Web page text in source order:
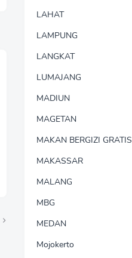
LAHAT
LAMPUNG
LANGKAT
LUMAJANG
MADIUN
MAGETAN
MAKAN BERGIZI GRATIS
MAKASSAR
MALANG
MBG
MEDAN
Mojokerto